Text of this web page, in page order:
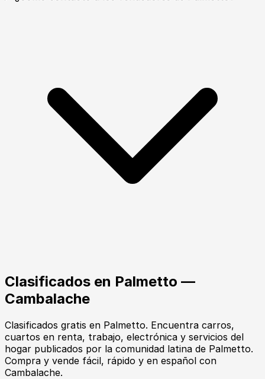
Clasificados en Palmetto —
Cambalache
Clasificados gratis en Palmetto. Encuentra carros,
cuartos en renta, trabajo, electrónica y servicios del
hogar publicados por la comunidad latina de Palmetto.
Compra y vende fácil, rápido y en español con
Cambalache.